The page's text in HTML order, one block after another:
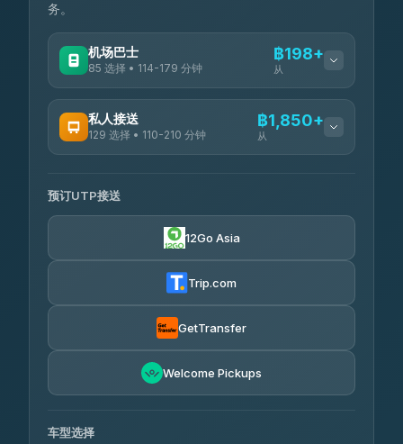
务。
机场巴士
85 选择 • 114-179 分钟
฿198+
从
Rayong Tour
4.37 ฿198-฿220
私人接送
129 选择 • 110-210 分钟
฿1,850+
从
Glassflower
4.68(1,662)
฿1,875-฿3,381
Than Car Service
4.84
预订UTP接送
12Go Asia
Trip.com
GetTransfer
Welcome Pickups
车型选择